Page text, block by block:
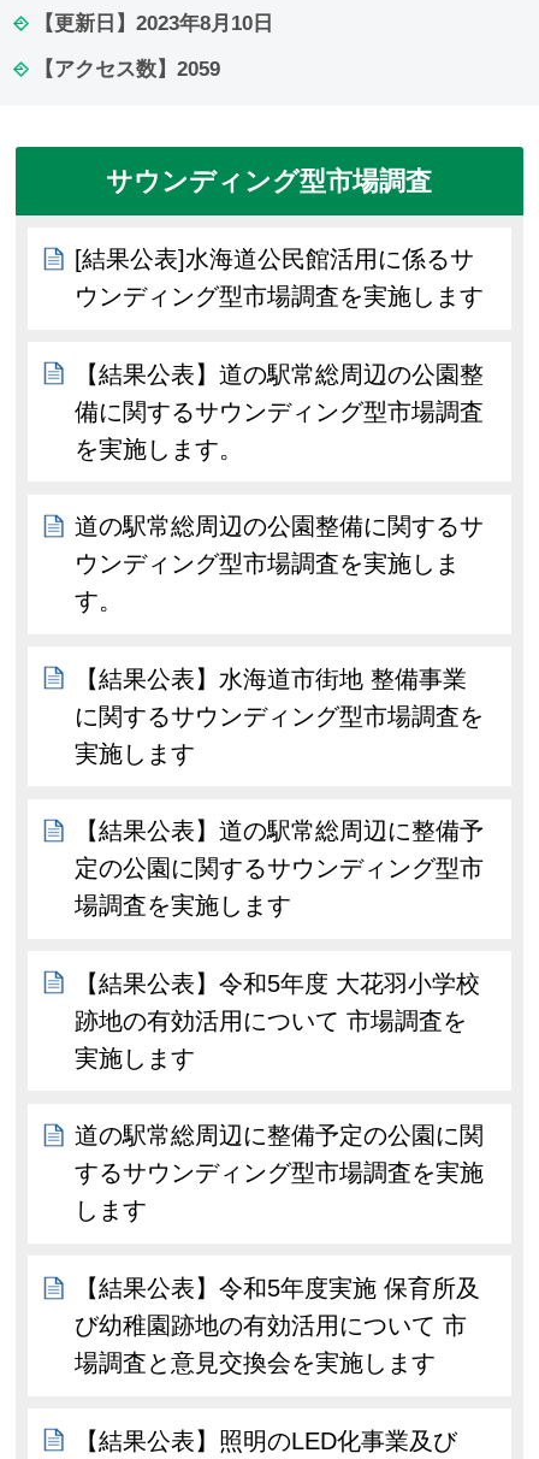
【更新日】 2023年8月10日
【アクセス数】 2059
サウンディング型市場調査
[結果公表]水海道公民館活用に係るサ
ウンディング型市場調査を実施します
【結果公表】道の駅常総周辺の公園整
備に関するサウンディング型市場調査
を実施します。
道の駅常総周辺の公園整備に関するサ
ウンディング型市場調査を実施しま
す。
【結果公表】水海道市街地 整備事業
に関するサウンディング型市場調査を
実施します
【結果公表】道の駅常総周辺に整備予
定の公園に関するサウンディング型市
場調査を実施します
【結果公表】令和5年度 大花羽小学校
跡地の有効活用について 市場調査を
実施します
道の駅常総周辺に整備予定の公園に関
するサウンディング型市場調査を実施
します
【結果公表】令和5年度実施 保育所及
び幼稚園跡地の有効活用について 市
場調査と意見交換会を実施します
【結果公表】照明のLED化事業及び